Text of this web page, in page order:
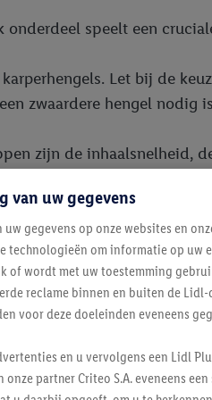
speelt een
Let bij de
zwaardere hengel nodig
zijn de inhaalsnelheid,
vis.
Gevlochten lijn
Fluorocarbon is
wormen en maden tot
werkt.
van uw gegevens
uw gegevens op onze websites en
technologieën om informatie op uw
of wordt met uw toestemming
reclame binnen en buiten de Lidl-
voor deze doeleinden eveneens
en u vervolgens een Lidl
partner Criteo S.A. eveneens